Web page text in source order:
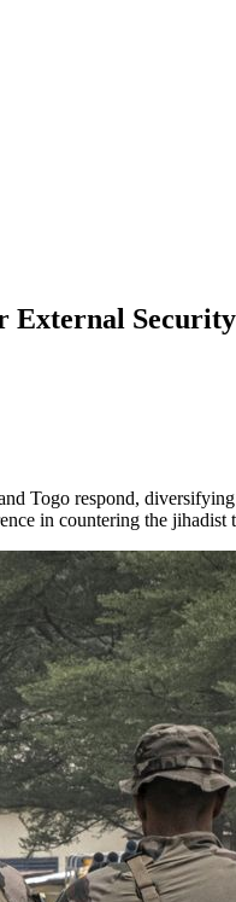
Togo respond,
in countering the jihadist